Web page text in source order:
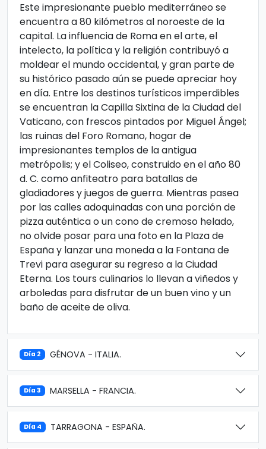
Este impresionante pueblo mediterráneo se
encuentra a 80 kilómetros al noroeste de la
capital. La influencia de Roma en el arte, el
intelecto, la política y la religión contribuyó a
moldear el mundo occidental, y gran parte de
su histórico pasado aún se puede apreciar hoy
en día. Entre los destinos turísticos imperdibles
se encuentran la Capilla Sixtina de la Ciudad del
Vaticano, con frescos pintados por Miguel Ángel;
las ruinas del Foro Romano, hogar de
impresionantes templos de la antigua
metrópolis; y el Coliseo, construido en el año 80
d. C. como anfiteatro para batallas de
gladiadores y juegos de guerra. Mientras pasea
por las calles adoquinadas con una porción de
pizza auténtica o un cono de cremoso helado,
no olvide posar para una foto en la Plaza de
España y lanzar una moneda a la Fontana de
Trevi para asegurar su regreso a la Ciudad
Eterna. Los tours culinarios lo llevan a viñedos y
arboledas para disfrutar de un buen vino y un
baño de aceite de oliva.
Día 2 GÉNOVA - ITALIA.
Día 3 MARSELLA - FRANCIA.
Día 4 TARRAGONA - ESPAÑA.